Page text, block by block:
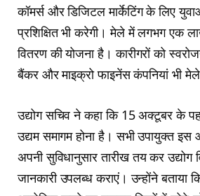
कॉमर्स और डिजिटल मार्केटिंग के लिए
प्रशिक्षित भी करेगी। मेले में लगभग एक
वितरण की योजना है। कारीगरों को
बैंकर और माइक्रो फाइनेंस कंपनियां भी मेले
उद्योग सचिव ने कहा कि 15 अक्टूबर के
उद्यम समागम होना है। सभी उपायुक्त
अपनी सुविधानुसार तारीख तय कर उद्योग
जानकारी उपलब्ध कराएं। उन्होंने बताया